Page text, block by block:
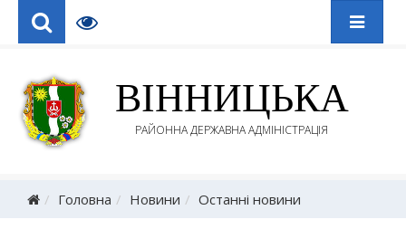
ВІННИЦЬКА
РАЙОННА ДЕРЖАВНА АДМІНІСТРАЦІЯ
Головна Новини Останні новини